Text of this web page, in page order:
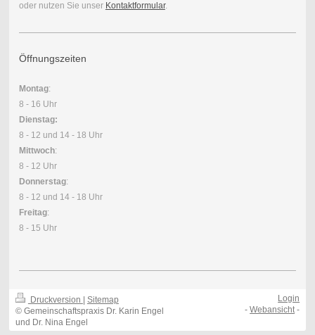
oder nutzen Sie unser Kontaktformular.
Öffnungszeiten
Montag:
8 - 16 Uhr
Dienstag:
8 - 12 und 14 - 18 Uhr
Mittwoch:
8 - 12 Uhr
Donnerstag:
8 - 12 und 14 - 18 Uhr
Freitag:
8 - 15 Uhr
Druckversion | Sitemap
© Gemeinschaftspraxis Dr. Karin Engel
und Dr. Nina Engel
Login
-Webansicht -